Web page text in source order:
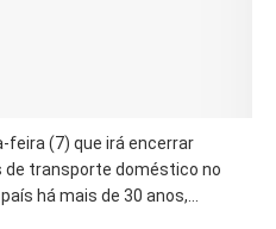
feira (7) que irá encerrar
transporte doméstico no
há mais de 30 anos,...